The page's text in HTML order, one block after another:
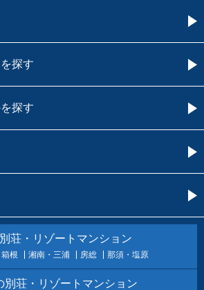
探す
探す
荘・リゾートマンション
箱根 湘南・三浦 房総 那須・塩原
別荘・リゾートマンション